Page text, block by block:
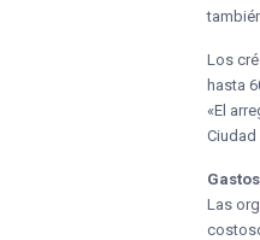
Los
hasta
«El
Las